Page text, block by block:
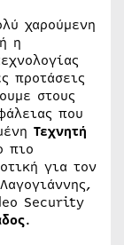
χαρούμενη
η
προτάσεις
στους
που
Τεχνητή
πιο
για τον
Security
.